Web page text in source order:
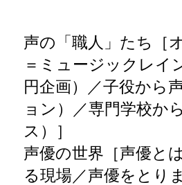
声の「職人」たち［
＝ミュージックレイ
円企画）／子役から
ョン）／専門学校か
ス）］
声優の世界［声優と
る現場／声優をとり